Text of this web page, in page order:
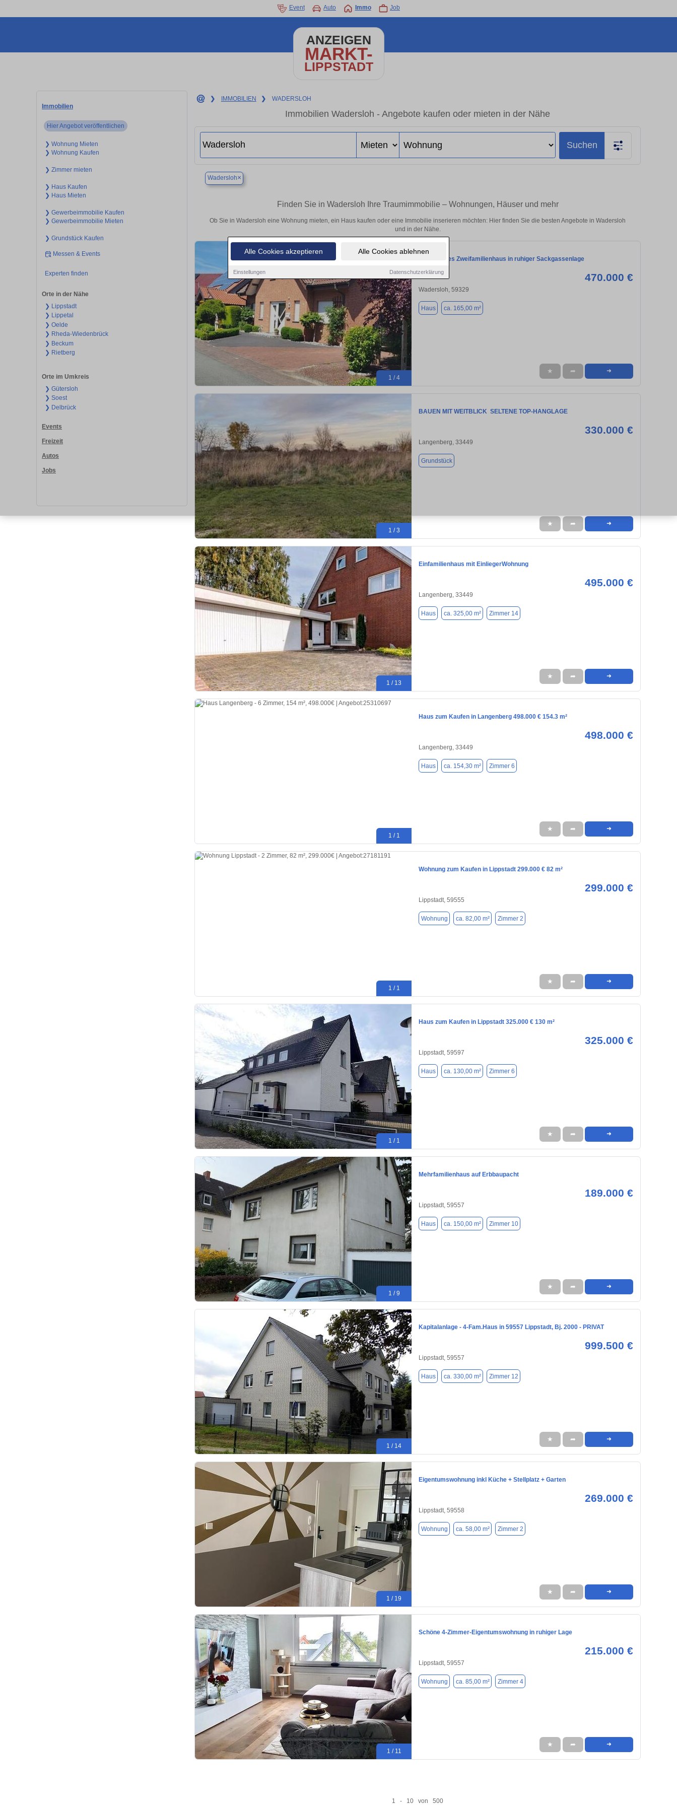
Alle Cookies akzeptieren Alle Cookies ablehnen
Einstellungen Datenschutzerklärung
Event Auto Immo Job
ANZEIGEN
MARKT-
LIPPSTADT
Immobilien
Hier Angebot veröffentlichen
❯ Wohnung Mieten
❯ Wohnung Kaufen
❯ Zimmer mieten
❯ Haus Kaufen
❯ Haus Mieten
❯ Gewerbeimmobilie Kaufen
❯ Gewerbeimmobilie Mieten
❯ Grundstück Kaufen
Messen & Events
Experten finden
Orte in der Nähe
❯ Lippstadt
❯ Lippetal
❯ Oelde
❯ Rheda-Wiedenbrück
❯ Beckum
❯ Rietberg
Orte im Umkreis
❯ Gütersloh
❯ Soest
❯ Delbrück
Events
Freizeit
Autos
Jobs
❯ IMMOBILIEN ❯ WADERSLOH
Immobilien Wadersloh - Angebote kaufen oder mieten in der Nähe
Suchen
Wadersloh×
Finden Sie in Wadersloh Ihre Traumimmobilie – Wohnungen, Häuser und mehr
Ob Sie in Wadersloh eine Wohnung mieten, ein Haus kaufen oder eine Immobilie inserieren möchten: Hier finden Sie die besten Angebote in Wadersloh
und in der Nähe.
1 / 4
Großzügiges Zweifamilienhaus in ruhiger Sackgassenlage
470.000 €
Wadersloh, 59329
Haus ca. 165,00 m²
★ ➦ ➜
1 / 3
BAUEN MIT WEITBLICK  SELTENE TOP-HANGLAGE
330.000 €
Langenberg, 33449
Grundstück
★ ➦ ➜
1 / 13
Einfamilienhaus mit EinliegerWohnung
495.000 €
Langenberg, 33449
Haus ca. 325,00 m² Zimmer 14
★ ➦ ➜
1 / 1
Haus zum Kaufen in Langenberg 498.000 € 154.3 m²
498.000 €
Langenberg, 33449
Haus ca. 154,30 m² Zimmer 6
★ ➦ ➜
1 / 1
Wohnung zum Kaufen in Lippstadt 299.000 € 82 m²
299.000 €
Lippstadt, 59555
Wohnung ca. 82,00 m² Zimmer 2
★ ➦ ➜
1 / 1
Haus zum Kaufen in Lippstadt 325.000 € 130 m²
325.000 €
Lippstadt, 59597
Haus ca. 130,00 m² Zimmer 6
★ ➦ ➜
1 / 9
Mehrfamilienhaus auf Erbbaupacht
189.000 €
Lippstadt, 59557
Haus ca. 150,00 m² Zimmer 10
★ ➦ ➜
1 / 14
Kapitalanlage - 4-Fam.Haus in 59557 Lippstadt, Bj. 2000 - PRIVAT
999.500 €
Lippstadt, 59557
Haus ca. 330,00 m² Zimmer 12
★ ➦ ➜
1 / 19
Eigentumswohnung inkl Küche + Stellplatz + Garten
269.000 €
Lippstadt, 59558
Wohnung ca. 58,00 m² Zimmer 2
★ ➦ ➜
1 / 11
Schöne 4-Zimmer-Eigentumswohnung in ruhiger Lage
215.000 €
Lippstadt, 59557
Wohnung ca. 85,00 m² Zimmer 4
★ ➦ ➜
1 - 10 von 500